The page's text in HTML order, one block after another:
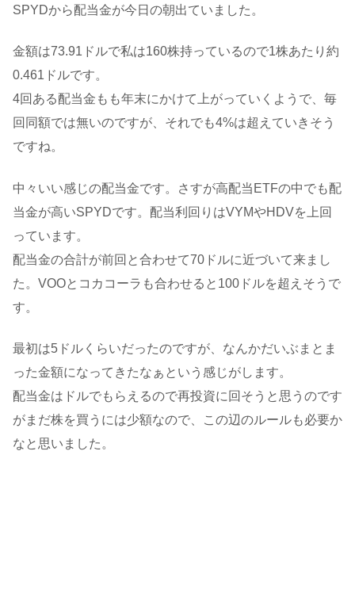
SPYDから配当金が今日の朝出ていました。
金額は73.91ドルで私は160株持っているので1株あたり約
0.461ドルです。
4回ある配当金もも年末にかけて上がっていくようで、毎
回同額では無いのですが、それでも4%は超えていきそう
ですね。
中々いい感じの配当金です。さすが高配当ETFの中でも配
当金が高いSPYDです。配当利回りはVYMやHDVを上回
っています。
配当金の合計が前回と合わせて70ドルに近づいて来まし
た。VOOとコカコーラも合わせると100ドルを超えそうで
す。
最初は5ドルくらいだったのですが、なんかだいぶまとま
った金額になってきたなぁという感じがします。
配当金はドルでもらえるので再投資に回そうと思うのです
がまだ株を買うには少額なので、この辺のルールも必要か
なと思いました。